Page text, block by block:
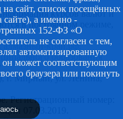
курсов валют и
в постоянном режиме,
край.рф.
образования
г. Мирный, ул. Ленина,
Регистрационный номер:
07.03.2019.
сайт, список посещённых
сайте), а именно -
152-ФЗ «О
не согласен с тем,
автоматизированную
он может соответствующим
браузера или покинуть